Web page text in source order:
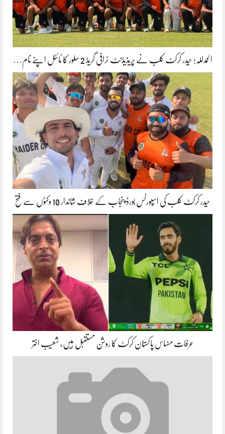
الحمدللہ! حیدر کرکٹ کلب نے پریذیڈنٹ ٹرافی گریڈ 2 سلور کا ٹائٹل اپنے نام…
حیدر کرکٹ کلب کی اسپورٹس بورڈ پنجاب کے خلاف شاندار 10 وکٹوں سے فتح
عرفات منہاس پاکستان کرکٹ کا روشن مستقبل ہیں، شعیب اختر